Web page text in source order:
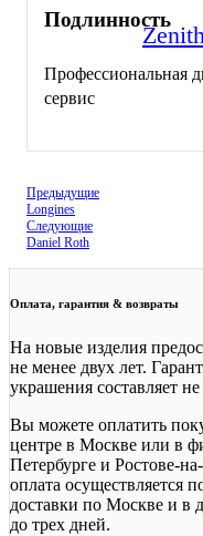
Подлинность
Профессиональная
сервис
Предыдущие
Longines
Следующие
Daniel Roth
Оплата, гарантия & возвраты
На новые изделия
не менее двух лет.
украшения составляет
Вы можете оплатить
центре в Москве или в
Петербурге и Ростове-
оплата осуществляется
доставки по Москве и в
до трех дней.